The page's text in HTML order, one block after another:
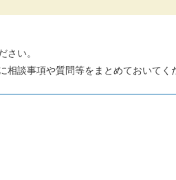
さい。
談事項や質問等をまとめておいてく